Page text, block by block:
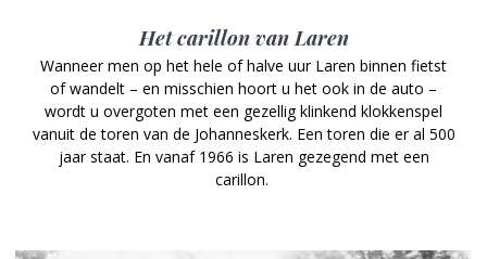
Het carillon van Laren
Wanneer men op het hele of halve uur Laren binnen fietst
of wandelt – en misschien hoort u het ook in de auto –
wordt u overgoten met een gezellig klinkend klokkenspel
vanuit de toren van de Johanneskerk. Een toren die er al 500
jaar staat. En vanaf 1966 is Laren gezegend met een
carillon.